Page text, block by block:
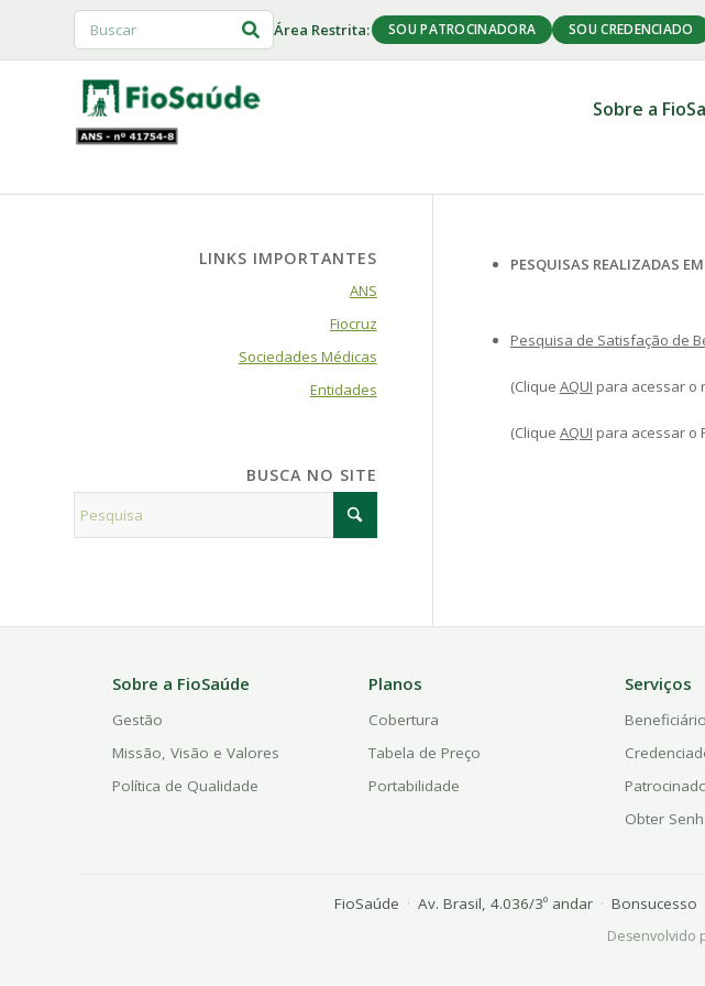
Área Restrita: SOU PATROCINADORA SOU CREDENCIADO
Sobre a
PESQUISAS REALIZADAS
Pesquisa de Satisfação de
(Clique AQUI para acessar o
(Clique AQUI para acessar o
LINKS IMPORTANTES
ANS
Fiocruz
Sociedades Médicas
Entidades
BUSCA NO SITE
Sobre a FioSaúde
Gestão
Missão, Visão e Valores
Política de Qualidade
Planos
Cobertura
Tabela de Preço
Portabilidade
Serviços
Beneficiário
Obter
FioSaúde · Av. Brasil, 4.036/3º andar · Bonsucesso
Desenvolvido